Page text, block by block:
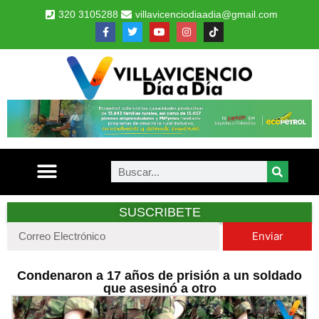
320 3105288 villavicenciodiaadia@gmail.com
SUSCRIBETE
Enviar
Condenaron a 17 años de prisión a un soldado
que asesinó a otro